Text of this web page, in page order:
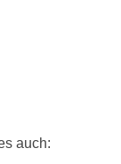
auch: